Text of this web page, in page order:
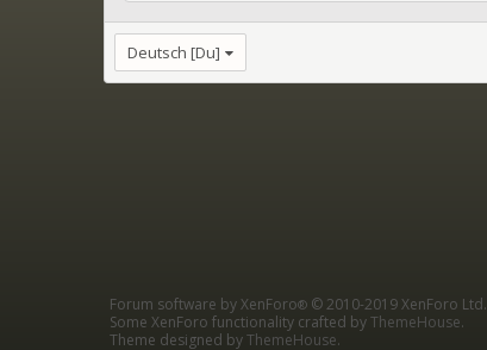
Deutsch [Du]
Forum software by XenForo® © 2010-2019 XenForo Ltd.
Some XenForo functionality crafted byThemeHouse.
Theme designed byThemeHouse.